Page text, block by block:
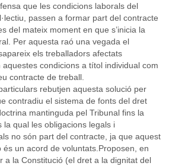
que les condicions laborals del
passen a formar part del contracte
del mateix moment en que s’inicia la
Per aquesta raó una vegada el
els treballadors afectats
aquestes condicions a títol individual com
contracte de treball.
rebutjen aquesta solució per
contradiu el sistema de fonts del dret
mantinguda pel Tribunal fins la
la qual les obligacions legals i
no són part del contracte, ja que aquest
és un acord de voluntats.Proposen, en
a la Constitució (el dret a la dignitat del